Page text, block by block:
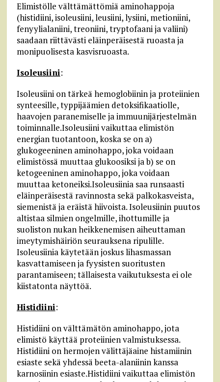
Elimistölle välttämättömiä aminohappoja
(histidiini, isoleusiini, leusiini, lysiini, metioniini,
fenyylialaniini, treoniini, tryptofaani ja valiini)
saadaan riittävästi eläinperäisestä ruoasta ja
monipuolisesta kasvisruoasta.
Isoleusiini:
Isoleusiini on tärkeä hemoglobiinin ja proteiinien
synteesille, typpijäämien detoksifikaatiolle,
haavojen paranemiselle ja immuunijärjestelmän
toiminnalle.Isoleusiini vaikuttaa elimistön
energian tuotantoon, koska se on a)
glukogeeninen aminohappo, joka voidaan
elimistössä muuttaa glukoosiksi ja b) se on
ketogeeninen aminohappo, joka voidaan
muuttaa ketoneiksi.Isoleusiinia saa runsaasti
eläinperäisestä ravinnosta sekä palkokasveista,
siemenistä ja eräistä hiivoista. Isoleusiinin puutos
altistaa silmien ongelmille, ihottumille ja
suoliston nukan heikkenemisen aiheuttaman
imeytymishäiriön seurauksena ripulille.
Isoleusiinia käytetään joskus lihasmassan
kasvattamiseen ja fyysisten suoritusten
parantamiseen; tällaisesta vaikutuksesta ei ole
kiistatonta näyttöä.
Histidiini:
Histidiini on välttämätön aminohappo, jota
elimistö käyttää proteiinien valmistuksessa.
Histidiini on hermojen välittäjäaine histamiinin
esiaste sekä yhdessä beeta-alaniinin kanssa
karnosiinin esiaste.Histidiini vaikuttaa elimistön